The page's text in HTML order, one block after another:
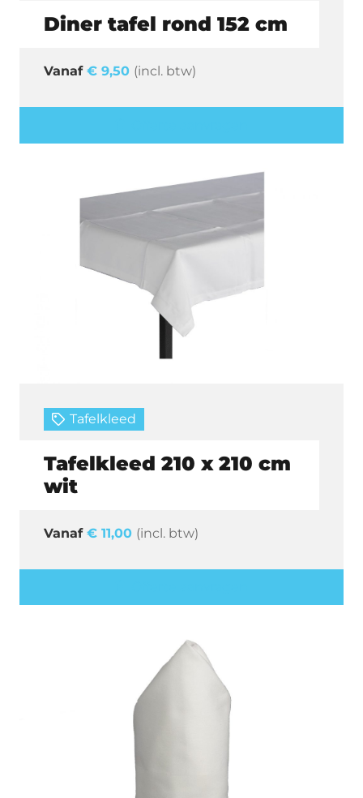
Diner tafel rond 152 cm
€ 9,50 (incl. btw)
Tafelkleed
Tafelkleed 210 x 210 cm
wit
€ 11,00 (incl. btw)